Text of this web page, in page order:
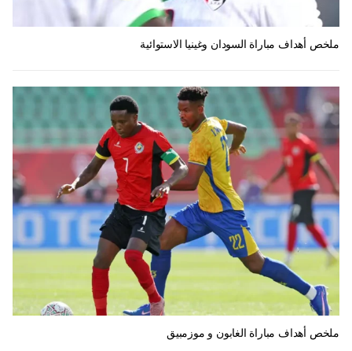
ملخص أهداف مباراة السودان وغينيا الاستوائية
ملخص أهداف مباراة الغابون و موزمبيق